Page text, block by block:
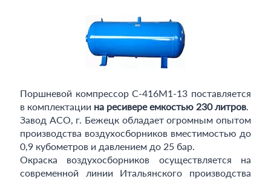
Поршневой компрессор С-416М1-13 поставляется
в комплектации на ресивере емкостью 230 литров.
Завод АСО, г. Бежецк обладает огромным опытом
производства воздухосборников вместимостью до
0,9 кубометров и давлением до 25 бар.
Окраска воздухосборников осуществляется на
современной линии Итальянского производства